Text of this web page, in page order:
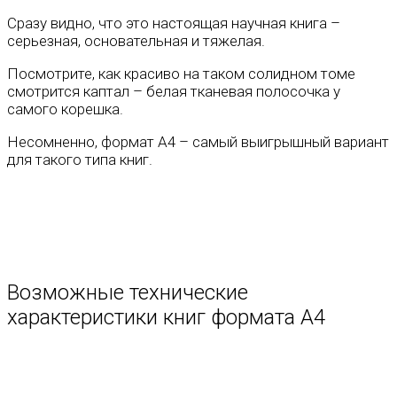
Сразу видно, что это настоящая научная книга –
серьезная, основательная и тяжелая.
Посмотрите, как красиво на таком солидном томе
смотрится каптал – белая тканевая полосочка у
самого корешка.
Несомненно, формат А4 – самый выигрышный вариант
для такого типа книг.
Возможные технические
характеристики книг формата А4